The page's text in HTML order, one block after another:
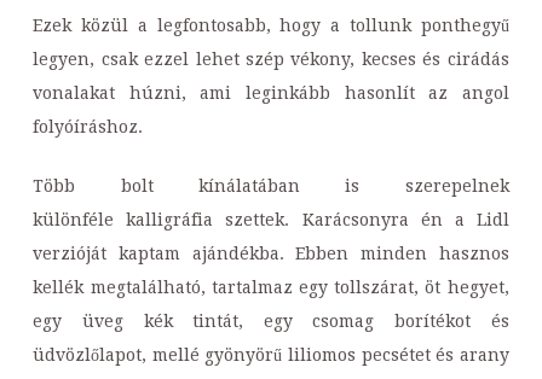
Ezek közül a legfontosabb, hogy a tollunk ponthegyű
legyen, csak ezzel lehet szép vékony, kecses és cirádás
vonalakat húzni, ami leginkább hasonlít az angol
folyóíráshoz.
Több bolt kínálatában is szerepelnek
különféle kalligráfia szettek. Karácsonyra én a Lidl
verzióját kaptam ajándékba. Ebben minden hasznos
kellék megtalálható, tartalmaz egy tollszárat, öt hegyet,
egy üveg kék tintát, egy csomag borítékot és
üdvözlőlapot, mellé gyönyörű liliomos pecsétet és arany